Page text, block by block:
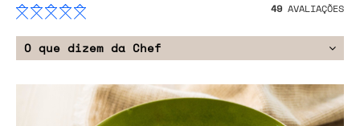
49 AVALIAÇÕES
O que dizem da Chef